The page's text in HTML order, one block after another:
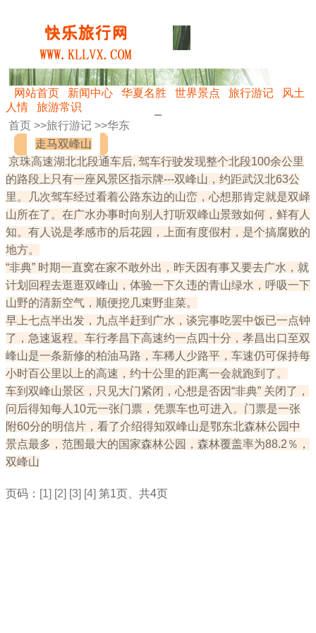
网站首页 新闻中心 华夏名胜 世界景点 旅行游记
风土
人情
旅游常识
首页 >>旅行游记 >>华东
走马双峰山
京珠高速湖北北段通车后, 驾车行驶发现整个北段100余公里
的路段上只有一座风景区指示牌---双峰山，约距武汉北63公
里。几次驾车经过看着公路东边的山峦，心想那肯定就是双峄
山所在了。在广水办事时向别人打听双峰山景致如何，鲜有人
知。有人说是孝感市的后花园，上面有度假村，是个搞腐败的
地方。
“非典” 时期一直窝在家不敢外出，昨天因有事又要去广水，就
计划回程去逛逛双峰山，体验一下久违的青山绿水，呼吸一下
山野的清新空气，顺便挖几束野韭菜。
早上七点半出发，九点半赶到广水，谈完事吃罢中饭已一点钟
了，急速返程。车行孝昌下高速约一点四十分，孝昌出口至双
峰山是一条新修的柏油马路，车稀人少路平，车速仍可保持每
小时百公里以上的高速，约十公里的距离一会就跑到了。
车到双峰山景区，只见大门紧闭，心想是否因“非典” 关闭了，
问后得知每人10元一张门票，凭票车也可进入。门票是一张
附60分的明信片，看了介绍得知双峰山是鄂东北森林公园中
景点最多，范围最大的国家森林公园，森林覆盖率为88.2％，
双峰山
页码： [1] [2] [3] [4] 第1页、共4页